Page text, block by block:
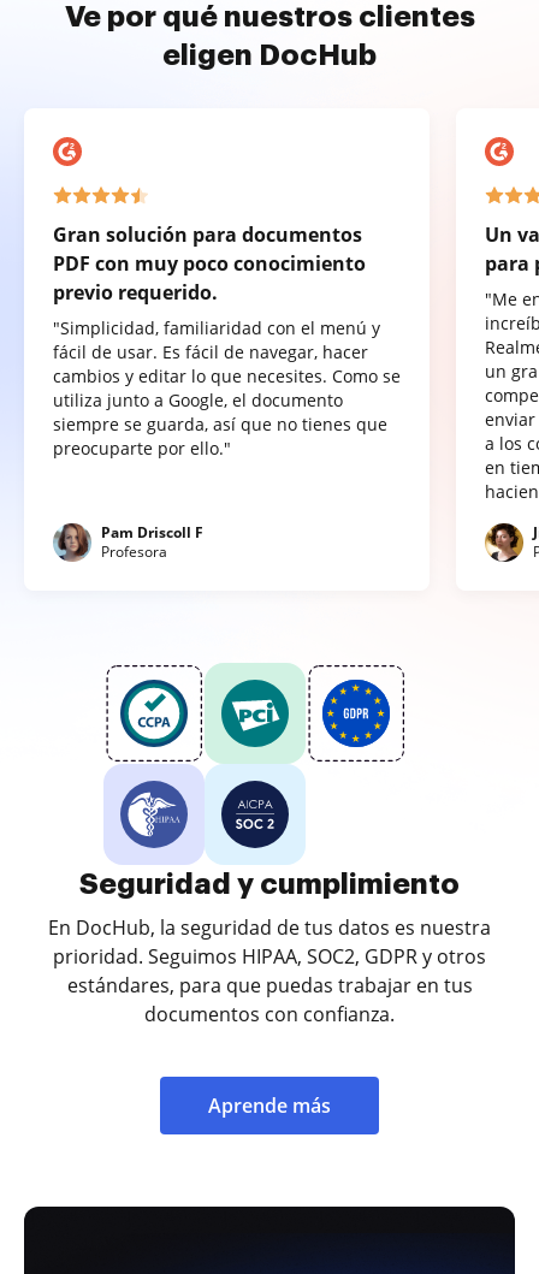
Ve por qué nuestros clientes
eligen DocHub
Gran solución para documentos
PDF con muy poco conocimiento
previo requerido.
"Simplicidad, familiaridad con el menú y
fácil de usar. Es fácil de navegar, hacer
cambios y editar lo que necesites. Como se
utiliza junto a Google, el documento
siempre se guarda, así que no tienes que
preocuparte por ello."
Pam Driscoll F
Profesora
Un
para
"Me
un
a los
en
Seguridad y cumplimiento
En DocHub, la seguridad de tus datos es nuestra
prioridad. Seguimos HIPAA, SOC2, GDPR y otros
estándares, para que puedas trabajar en tus
documentos con confianza.
Aprende más